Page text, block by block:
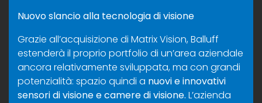
Nuovo slancio alla tecnologia di visione
Grazie all’acquisizione di Matrix Vision, Balluff
estenderà il proprio portfolio di un’area aziendale
ancora relativamente sviluppata, ma con grandi
potenzialità: spazio quindi a nuovi e innovativi
sensori di visione e camere di visione. L’azienda